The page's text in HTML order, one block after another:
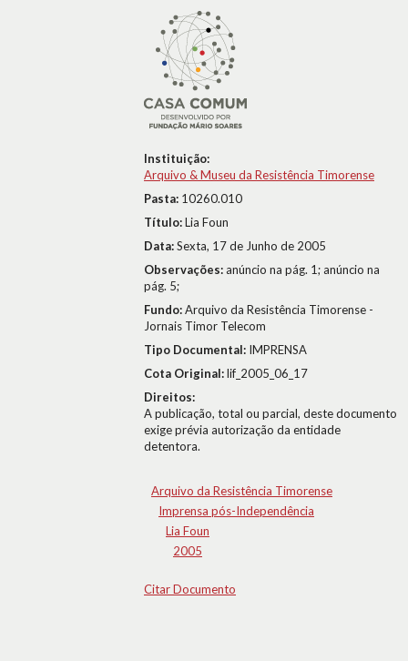
Instituição:
Arquivo & Museu da Resistência Timorense
Pasta: 10260.010
Título:Lia Foun
Data:Sexta, 17 de Junho de 2005
Observações:anúncio na pág. 1; anúncio na
pág. 5;
Fundo:Arquivo da Resistência Timorense -
Jornais Timor Telecom
Tipo Documental: IMPRENSA
Cota Original:lif_2005_06_17
Direitos:
A publicação, total ou parcial, deste documento
exige prévia autorização da entidade
detentora.
Arquivo da Resistência Timorense
Imprensa pós-Independência
Lia Foun
2005
Citar Documento